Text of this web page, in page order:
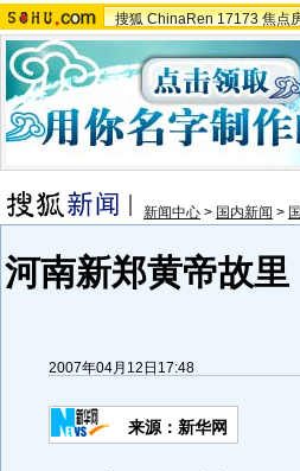
搜狐 ChinaRen 17173 焦点
新闻中心 > 国内新闻 >
河南新郑黄帝故
2007年04月12日17:48
来源：新华网